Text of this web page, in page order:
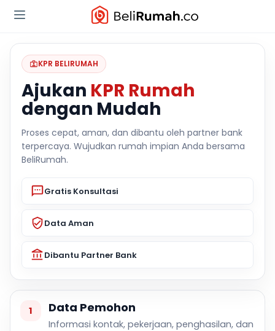
KPR BELIRUMAH
Ajukan KPR Rumah
dengan Mudah
Proses cepat, aman, dan dibantu oleh partner bank
terpercaya. Wujudkan rumah impian Anda bersama
BeliRumah.
Gratis Konsultasi
Data Aman
Dibantu Partner Bank
1 Data Pemohon
Informasi kontak, pekerjaan, penghasilan, dan